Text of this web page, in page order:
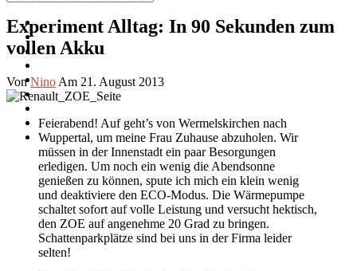
Experiment Alltag: In 90 Sekunden zum
vollen Akku
VonNino Am 21. August 2013
Feierabend! Auf geht’s von Wermelskirchen nach
Wuppertal, um meine Frau Zuhause abzuholen. Wir
müssen in der Innenstadt ein paar Besorgungen
erledigen. Um noch ein wenig die Abendsonne
genießen zu können, spute ich mich ein klein wenig
und deaktiviere den ECO-Modus. Die Wärmepumpe
schaltet sofort auf volle Leistung und versucht hektisch,
den ZOE auf angenehme 20 Grad zu bringen.
Schattenparkplätze sind bei uns in der Firma leider
selten!